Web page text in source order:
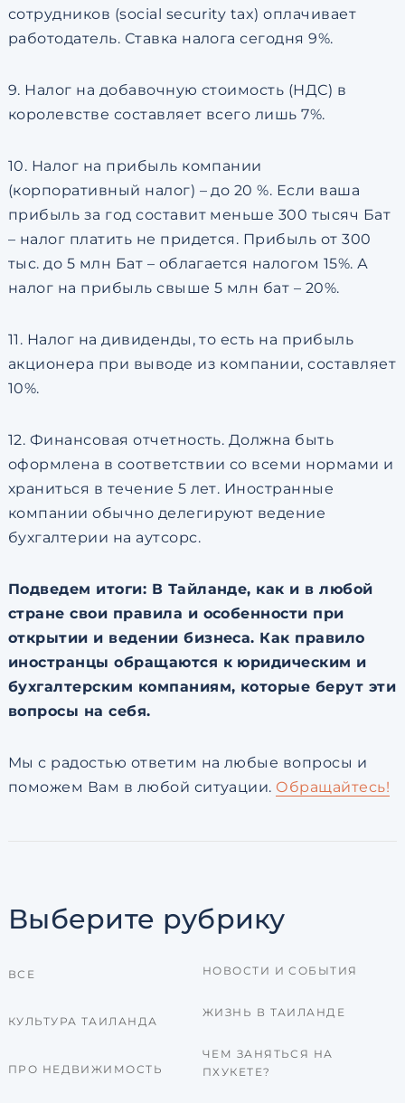
сотрудников (social security tax) оплачивает
работодатель. Ставка налога сегодня 9%.
9. Налог на добавочную стоимость (НДС) в
королевстве составляет всего лишь 7%.
10. Налог на прибыль компании
(корпоративный налог) – до 20 %. Если ваша
прибыль за год составит меньше 300 тысяч Бат
– налог платить не придется. Прибыль от 300
тыс. до 5 млн Бат – облагается налогом 15%. А
налог на прибыль свыше 5 млн бат – 20%.
11. Налог на дивиденды, то есть на прибыль
акционера при выводе из компании, составляет
10%.
12. Финансовая отчетность. Должна быть
оформлена в соответствии со всеми нормами и
храниться в течение 5 лет. Иностранные
компании обычно делегируют ведение
бухгалтерии на аутсорс.
Подведем итоги: В Тайланде, как и в любой
стране свои правила и особенности при
открытии и ведении бизнеса. Как правило
иностранцы обращаются к юридическим и
бухгалтерским компаниям, которые берут эти
вопросы на себя.
Мы с радостью ответим на любые вопросы и
поможем Вам в любой ситуации. Обращайтесь!
Выберите рубрику
ВСЕ
КУЛЬТУРА ТАИЛАНДА
ПРО НЕДВИЖИМОСТЬ
НОВОСТИ И СОБЫТИЯ
ЖИЗНЬ В ТАИЛАНДЕ
ЧЕМ ЗАНЯТЬСЯ НА
ПХУКЕТЕ?